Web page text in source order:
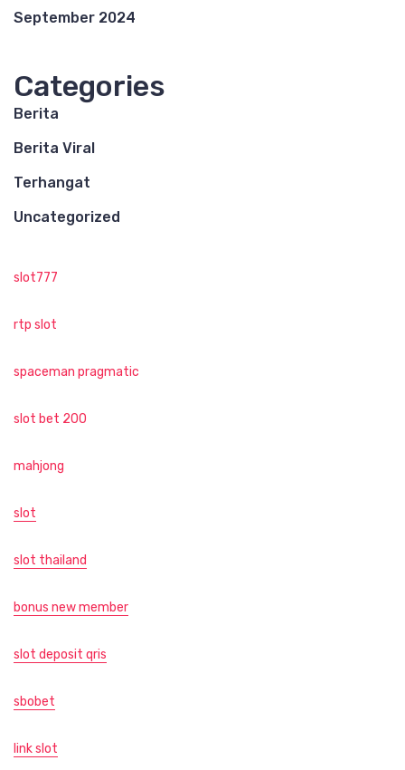
September 2024
Categories
Berita
Berita Viral
Terhangat
Uncategorized
slot777
rtp slot
spaceman pragmatic
slot bet 200
mahjong
slot
slot thailand
bonus new member
slot deposit qris
sbobet
link slot